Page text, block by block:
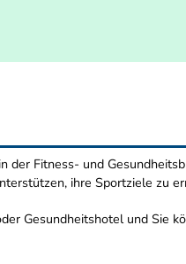
Fitness- und
ihre Sportziele zu
Gesundheitshotel und Sie